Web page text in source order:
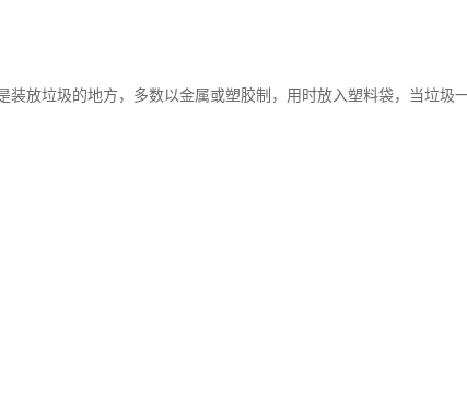
装放垃圾的地方，多数以金属或塑胶制，用时放入塑料袋，当垃圾